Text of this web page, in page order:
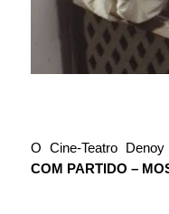
O Cine-Teatro
COM PARTIDO –